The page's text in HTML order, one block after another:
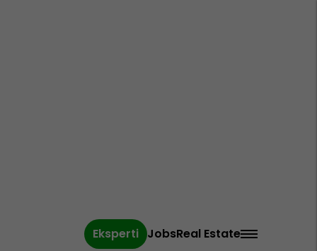
Eksperti JobsReal Estate